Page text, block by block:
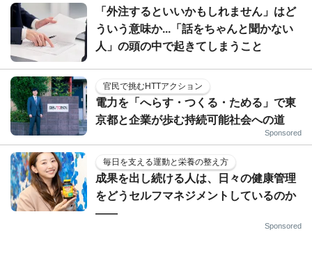
「外注するといいかもしれません」はど
ういう意味か...「話をちゃんと聞かない
人」の頭の中で起きてしまうこと
官民で挑むHTTアクション
電力を「へらす・つくる・ためる」で東
京都と企業が歩む持続可能社会への道
Sponsored
毎日を支える運動と栄養の整え方
成果を出し続ける人は、日々の健康管理
をどうセルフマネジメントしているのか
——
Sponsored